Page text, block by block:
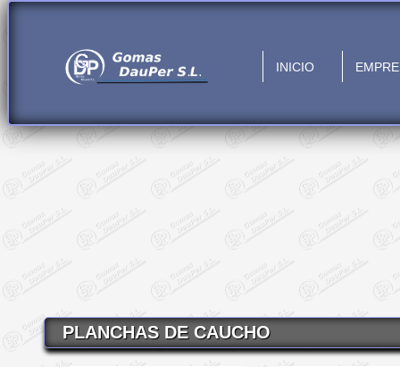
INICIO
PLANCHAS DE CAUCHO